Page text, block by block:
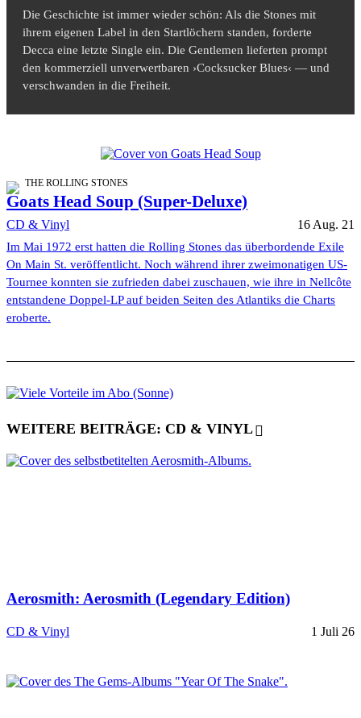
Die Geschichte ist immer wieder schön: Als die Stones mit
ihrem eigenen Label in den Startlöchern standen, forderte
Decca eine letzte Single ein. Die Gentlemen lieferten prompt
den kommerziell unverwertbaren ›Cocksucker Blues‹ — und
verschwanden in die Freiheit.
THE ROLLING STONES
Goats Head Soup (Super-Deluxe)
CD & Vinyl 16 Aug. 21
Im Mai 1972 erst hatten die Rolling Stones das überbordende Exile
On Main St. veröffentlicht. Noch während ihrer zweimonatigen US-
Tournee konnten sie zufrieden dabei zuschauen, wie ihre in Nellcôte
entstandene Doppel-LP auf beiden Seiten des Atlantiks die Charts
eroberte.
WEITERE BEITRÄGE: CD & VINYL
Aerosmith: Aerosmith (Legendary Edition)
CD & Vinyl 1 Juli 26